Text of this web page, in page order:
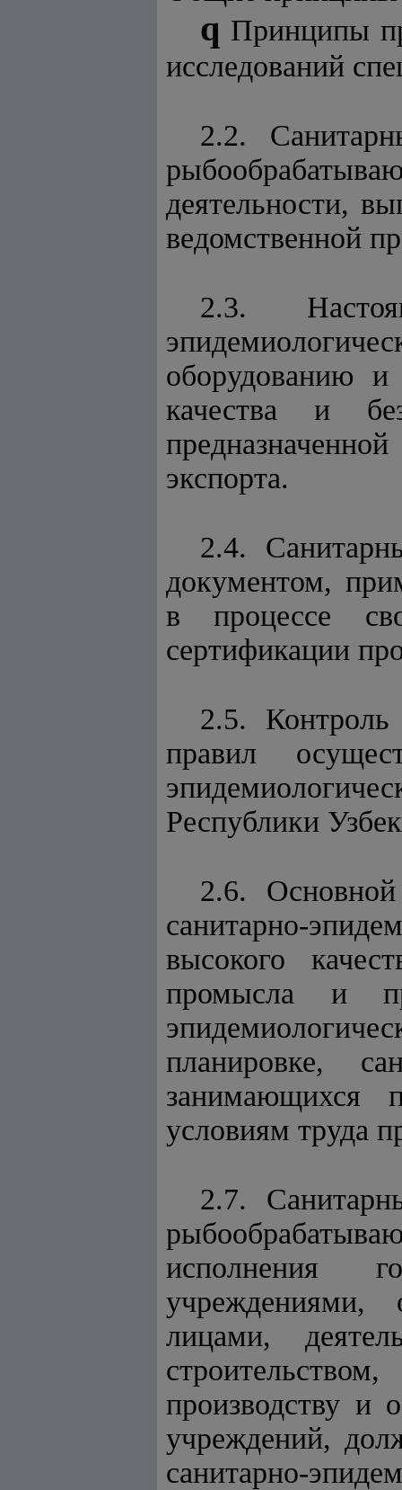
q Принципы
исследований
2.2.
деятельности,
ведомственной
2.3.
оборудованию
качества и
экспорта.
2.4.
документом,
в процессе
сертификации
2.5.
правил
Республики
2.6.
санитарно-
высокого
промысла и
планировке,
занимающихся
условиям труда
2.7.
исполнения
учреждениями,
лицами,
производству и
учреждений,
санитарно-